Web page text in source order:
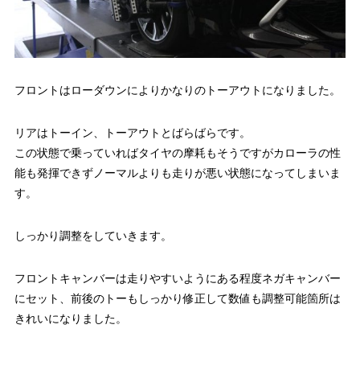
フロントはローダウンによりかなりのトーアウトになりました。
リアはトーイン、トーアウトとばらばらです。
この状態で乗っていればタイヤの摩耗もそうですがカローラの性
能も発揮できずノーマルよりも走りが悪い状態になってしまいま
す。
しっかり調整をしていきます。
フロントキャンバーは走りやすいようにある程度ネガキャンバー
にセット、前後のトーもしっかり修正して数値も調整可能箇所は
きれいになりました。